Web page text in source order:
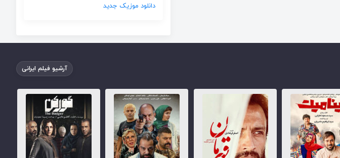
دانلود موزیک جدید
آرشیو فیلم ایرانی